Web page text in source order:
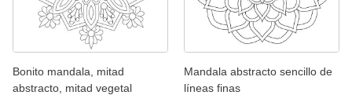
Bonito mandala, mitad
abstracto, mitad vegetal
Mandala abstracto sencillo de
líneas finas